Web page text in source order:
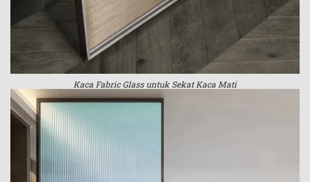
Kaca Fabric Glass untuk Sekat Kaca Mati